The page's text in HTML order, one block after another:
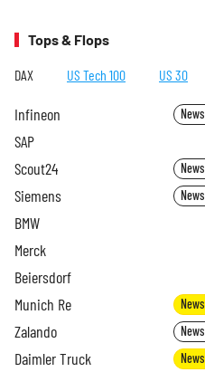
Tops & Flops
DAX US Tech 100 US 30
Infineon News
SAP
Scout24 News
Siemens News
BMW
Merck
Beiersdorf
Munich Re News
Zalando News
Daimler Truck News